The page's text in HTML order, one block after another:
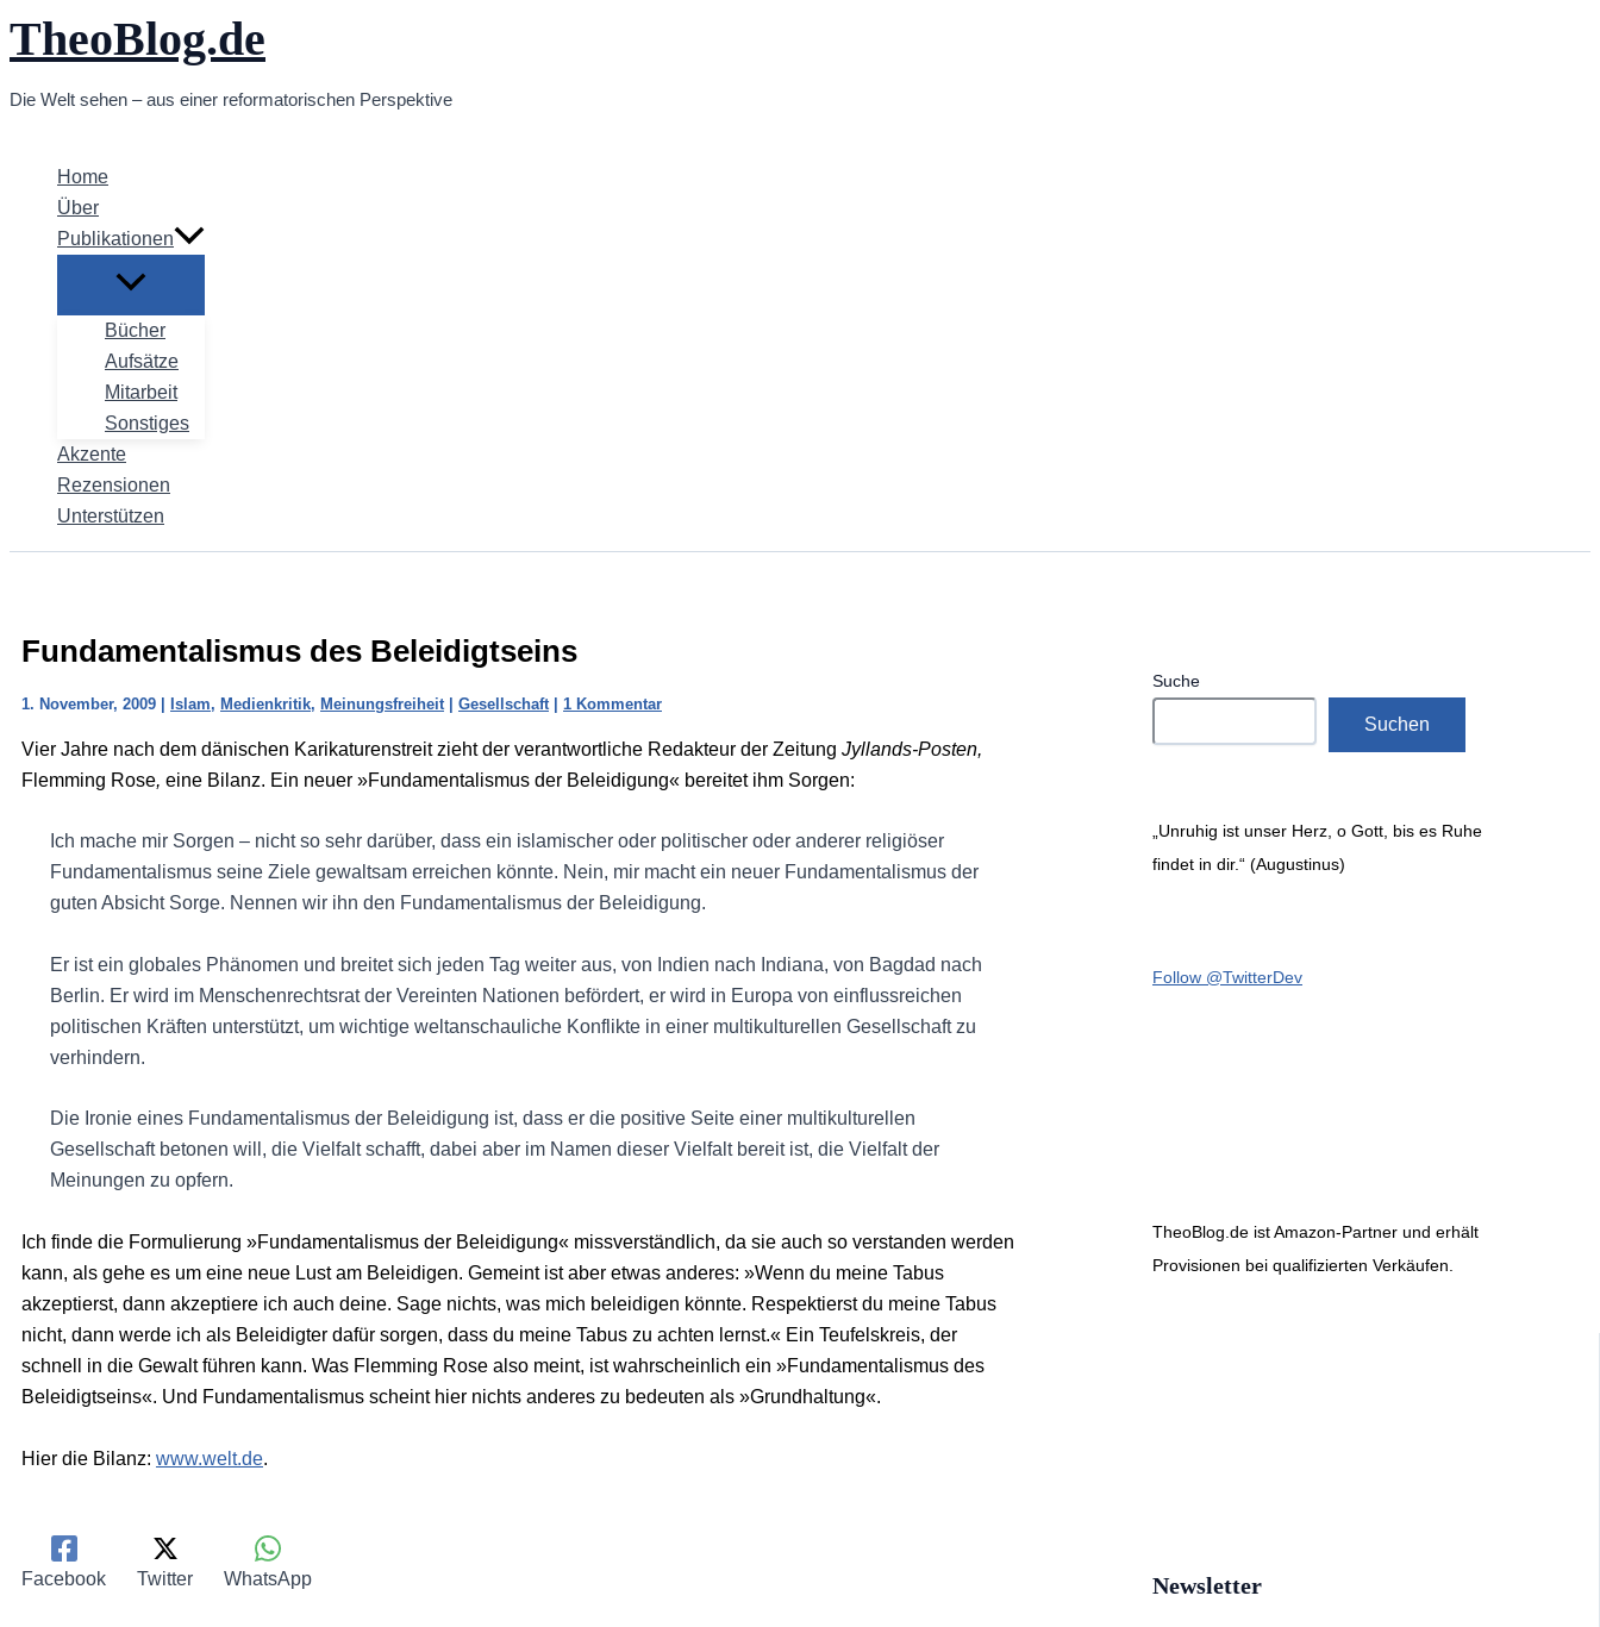
Zum
Inhalt
TheoBlog.de
Die Welt sehen – aus einer reformatorischen Perspektive
Home
Über
Publikationen
Bücher
Aufsätze
Mitarbeit
Sonstiges
Akzente
Rezensionen
Unterstützen
Fundamentalismus des Beleidigtseins
1. November, 2009 | Islam, Medienkritik, Meinungsfreiheit | Gesellschaft | 1 Kommentar
Vier Jahre nach dem dänischen Karikaturenstreit zieht der verantwortliche Redakteur der Zeitung Jyllands-Posten,
Flemming Rose, eine Bilanz. Ein neuer »Fundamentalismus der Beleidigung« bereitet ihm Sorgen:
Ich mache mir Sorgen – nicht so sehr darüber, dass ein islamischer oder politischer oder anderer religiöser
Fundamentalismus seine Ziele gewaltsam erreichen könnte. Nein, mir macht ein neuer Fundamentalismus der
guten Absicht Sorge. Nennen wir ihn den Fundamentalismus der Beleidigung.
Er ist ein globales Phänomen und breitet sich jeden Tag weiter aus, von Indien nach Indiana, von Bagdad nach
Berlin. Er wird im Menschenrechtsrat der Vereinten Nationen befördert, er wird in Europa von einflussreichen
politischen Kräften unterstützt, um wichtige weltanschauliche Konflikte in einer multikulturellen Gesellschaft zu
verhindern.
Die Ironie eines Fundamentalismus der Beleidigung ist, dass er die positive Seite einer multikulturellen
Gesellschaft betonen will, die Vielfalt schafft, dabei aber im Namen dieser Vielfalt bereit ist, die Vielfalt der
Meinungen zu opfern.
Ich finde die Formulierung »Fundamentalismus der Beleidigung« missverständlich, da sie auch so verstanden werden
kann, als gehe es um eine neue Lust am Beleidigen. Gemeint ist aber etwas anderes: »Wenn du meine Tabus
akzeptierst, dann akzeptiere ich auch deine. Sage nichts, was mich beleidigen könnte. Respektierst du meine Tabus
nicht, dann werde ich als Beleidigter dafür sorgen, dass du meine Tabus zu achten lernst.« Ein Teufelskreis, der
schnell in die Gewalt führen kann. Was Flemming Rose also meint, ist wahrscheinlich ein »Fundamentalismus des
Beleidigtseins«. Und Fundamentalismus scheint hier nichts anderes zu bedeuten als »Grundhaltung«.
Hier die Bilanz: www.welt.de.
Facebook Twitter WhatsApp
Suche
Suchen
„Unruhig ist unser Herz, o Gott, bis es Ruhe
findet in dir.“ (Augustinus)
Follow @TwitterDev
TheoBlog.de ist Amazon-Partner und erhält
Provisionen bei qualifizierten Verkäufen.
Newsletter